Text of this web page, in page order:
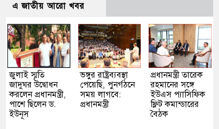
এ জাতীয় আরো খবর
জুলাই স্মৃতি
জাদুঘর উদ্বোধন
করলেন প্রধানমন্ত্রী,
পাশে ছিলেন ড.
ইউনূস
ভঙ্গুর রাষ্ট্রব্যবস্থা
পেয়েছি, পুনর্গঠনে
সময় লাগবে:
প্রধানমন্ত্রী
প্রধানমন্ত্রী তারেক
রহমানের সঙ্গে
ইউএস প্যাসিফিক
ফ্লিট কমান্ডারের
বৈঠক